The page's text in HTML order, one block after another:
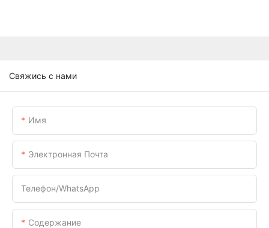
Свяжись с нами
Имя
Электронная Почта
Телефон/WhatsApp
Содержание